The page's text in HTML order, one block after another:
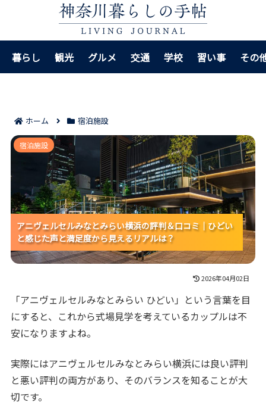
暮らし 観光 グルメ 交通 学校 習い事 その
ホーム 宿泊施設
アニヴェルセルみなとみらい横浜の評判＆口コミ｜ひ
どいと感じた声と満足度から見えるリアルは？
アニヴェルセルみなとみらい横浜の評判＆口コミ｜ひどい
と感じた声と満足度から見えるリアルは？
アニヴェルセルみなとみらい横浜の評判＆口コミ｜ひどい
と感じた声と満足度から見えるリアルは？
アニヴェルセルみなとみらい横浜の評判＆口コミ｜ひどい
と感じた声と満足度から見えるリアルは？
宿泊施設
2026年04月02日
「アニヴェルセルみなとみらい ひどい」という言葉を目
にすると、これから式場見学を考えているカップルは不
安になりますよね。
実際にはアニヴェルセルみなとみらい横浜には良い評判
と悪い評判の両方があり、そのバランスを知ることが大
切です。